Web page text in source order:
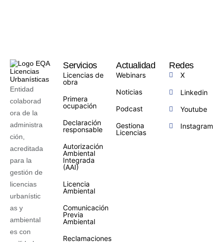
Entidad
colaborad
ora de la
administra
ción,
acreditada
para la
gestión de
licencias
urbanístic
as y
ambiental
es con
Servicios
Licencias de
obra
Primera
ocupación
Declaración
responsable
Autorización
Ambiental
Integrada
(AAI)
Licencia
Ambiental
Comunicación
Previa
Ambiental
Reclamaciones
Actualidad
Webinars
Noticias
Podcast
Gestiona
Licencias
Redes
X
Linkedin
Youtube
Instagram